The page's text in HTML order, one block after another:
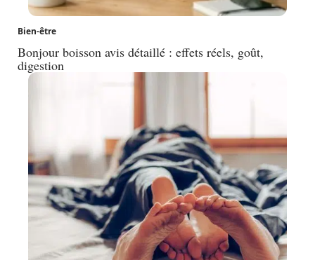
Bien-être
Bonjour boisson avis détaillé : effets réels, goût,
digestion